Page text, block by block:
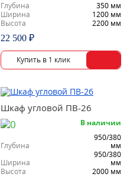
Глубина
350 мм
Ширина
1200 мм
Высота
2200 мм
22 500 ₽
Шкаф угловой ПВ-26
В наличии
Глубина
950/380
мм
Ширина
950/380
мм
Высота
2000 мм